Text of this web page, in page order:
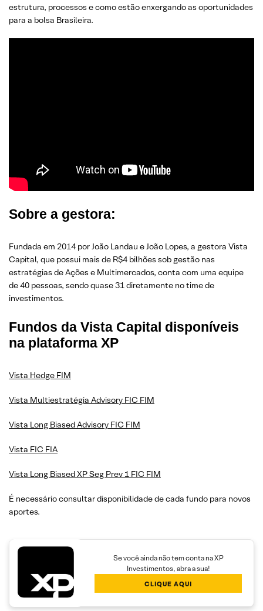
estrutura, processos e como estão enxergando as oportunidades
para a bolsa Brasileira.
Sobre a gestora:
Fundada em 2014 por João Landau e João Lopes, a gestora Vista
Capital, que possui mais de R$4 bilhões sob gestão nas
estratégias de Ações e Multimercados, conta com uma equipe
de 40 pessoas, sendo quase 31 diretamente no time de
investimentos.
Fundos da Vista Capital disponíveis
na plataforma XP
Vista Hedge FIM
Vista Multiestratégia Advisory FIC FIM
Vista Long Biased Advisory FIC FIM
Vista FIC FIA
Vista Long Biased XP Seg Prev 1 FIC FIM
É necessário consultar disponibilidade de cada fundo para novos
aportes.
Se você ainda não tem conta na XP
Investimentos, abra a sua!
CLIQUE AQUI